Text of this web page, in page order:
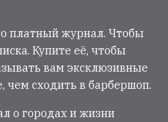
платный журнал. Чтобы
Купите её, чтобы
вам эксклюзивные
чем сходить в барбершоп.
о городах и жизни